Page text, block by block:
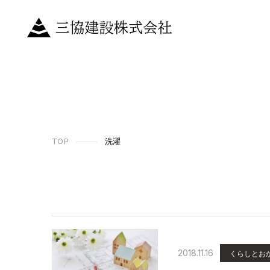
TOP 洗濯
2018.11.16 くらしとお